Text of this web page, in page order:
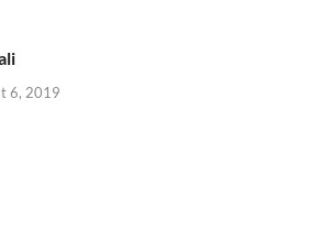
6, 2019